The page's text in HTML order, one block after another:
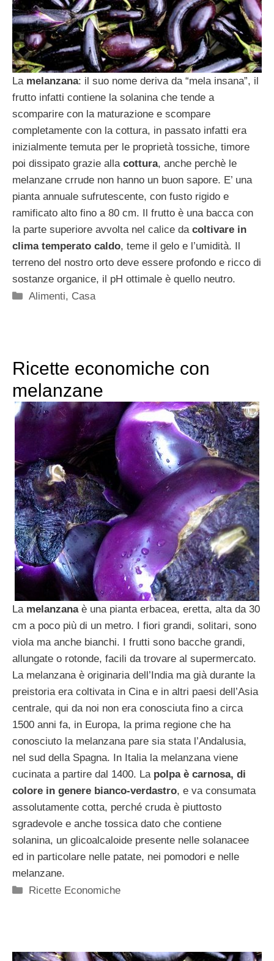
La melanzana: il suo nome deriva da “mela insana”, il
frutto infatti contiene la solanina che tende a
scomparire con la maturazione e scompare
completamente con la cottura, in passato infatti era
inizialmente temuta per le proprietà tossiche, timore
poi dissipato grazie alla cottura, anche perchè le
melanzane crrude non hanno un buon sapore. E’ una
pianta annuale sufrutescente, con fusto rigido e
ramificato alto fino a 80 cm. Il frutto è una bacca con
la parte superiore avvolta nel calice da coltivare in
clima temperato caldo, teme il gelo e l’umidità. Il
terreno del nostro orto deve essere profondo e ricco di
sostanze organice, il pH ottimale è quello neutro.
Categorie
Alimenti, Casa
Ricette economiche con
melanzane
La melanzanaè una pianta erbacea, eretta, alta da 30
cm a poco più di un metro. I fiori grandi, solitari, sono
viola ma anche bianchi. I frutti sono bacche grandi,
allungate o rotonde, facili da trovare al supermercato.
La melanzana è originaria dell’India ma già durante la
preistoria era coltivata in Cina e in altri paesi dell’Asia
centrale, qui da noi non era conosciuta fino a circa
1500 anni fa, in Europa, la prima regione che ha
conosciuto la melanzana pare sia stata l’Andalusia,
nel sud della Spagna. In Italia la melanzana viene
cucinata a partire dal 1400. La polpa è carnosa, di
colore in genere bianco-verdastro, e va consumata
assolutamente cotta, perché cruda è piuttosto
sgradevole e anche tossica dato che contiene
solanina, un glicoalcaloide presente nelle solanacee
ed in particolare nelle patate, nei pomodori e nelle
melanzane.
Categorie
Ricette Economiche